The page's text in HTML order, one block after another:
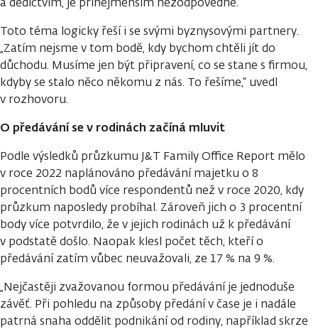
Toto téma logicky řeší i se svými byznysovými partnery.
„Zatím nejsme v tom bodě, kdy bychom chtěli jít do
důchodu. Musíme jen být připravení, co se stane s firmou,
kdyby se stalo něco někomu z nás. To řešíme,“ uvedl
v rozhovoru.
O předávání se v rodinách začíná mluvit
Podle výsledků průzkumu J&T Family Office Report mělo
v roce 2022 naplánováno předávání majetku o 8
procentních bodů více respondentů než v roce 2020, kdy
průzkum naposledy probíhal. Zároveň jich o 3 procentní
body více potvrdilo, že v jejich rodinách už k předávání
v podstatě došlo. Naopak klesl počet těch, kteří o
předávání zatím vůbec neuvažovali, ze 17 % na 9 %.
„Nejčastěji zvažovanou formou předávání je jednoduše
závěť. Při pohledu na způsoby předání v čase je i nadále
patrná snaha oddělit podnikání od rodiny, například skrze